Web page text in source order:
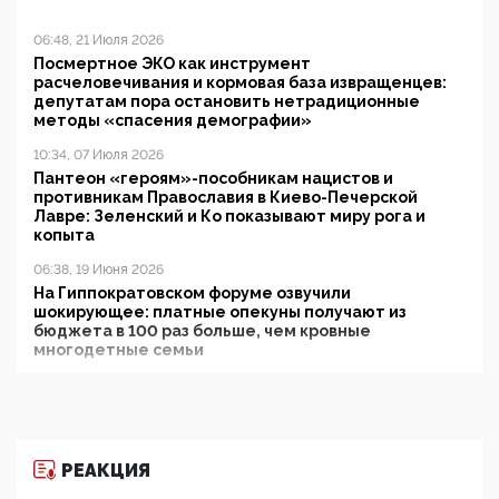
06:48, 21 Июля 2026
Посмертное ЭКО как инструмент
расчеловечивания и кормовая база извращенцев:
депутатам пора остановить нетрадиционные
методы «спасения демографии»
10:34, 07 Июля 2026
Пантеон «героям»-пособникам нацистов и
противникам Православия в Киево-Печерской
Лавре: Зеленский и Ко показывают миру рога и
копыта
06:38, 19 Июня 2026
На Гиппократовском форуме озвучили
шокирующее: платные опекуны получают из
бюджета в 100 раз больше, чем кровные
многодетные семьи
11:53, 09 Июня 2026
РЕАКЦИЯ